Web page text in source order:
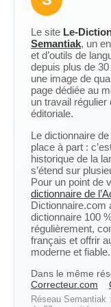
Le site Le-
Semantiak, un
et d’outils de
depuis plus de
une image de
page dédiée au
un travail
éditoriale.
Le dictionnaire
place à part :
historique de la
s’étend sur
Pour un point de
dictionnaire de
Dictionnaire.com
dictionnaire 100
régulièrement,
français et offrir
moderne et fiable.
Dans le même
Correcteur.com
Réseau Semantiak